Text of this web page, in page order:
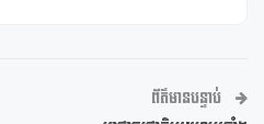
ព័ត៌មានបន្ទាប់